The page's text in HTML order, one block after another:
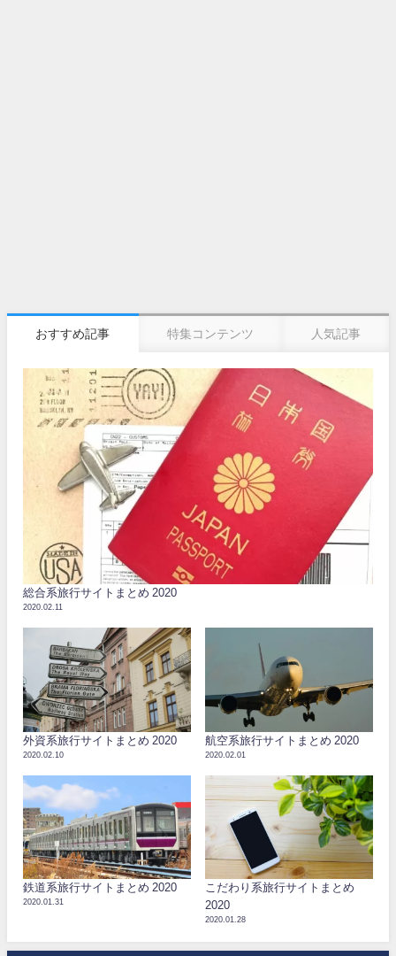
おすすめ記事 特集コンテンツ 人気記事
総合系旅行サイトまとめ 2020
2020.02.11
外資系旅行サイトまとめ 2020
2020.02.10
航空系旅行サイトまとめ 2020
2020.02.01
鉄道系旅行サイトまとめ 2020
2020.01.31
こだわり系旅行サイトまとめ
2020
2020.01.28